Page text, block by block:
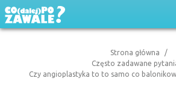
Strona główna
Często zadawane
Czy angioplastyka to to samo co